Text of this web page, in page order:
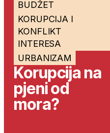
BUDŽET
KORUPCIJA I
KONFLIKT
INTERESA
URBANIZAM
Korupcija na
pjeni od
mora?